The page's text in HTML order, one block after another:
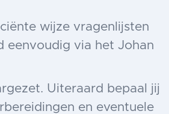
wijze vragenlijsten
eenvoudig via het Johan
Uiteraard bepaal jij
en eventuele